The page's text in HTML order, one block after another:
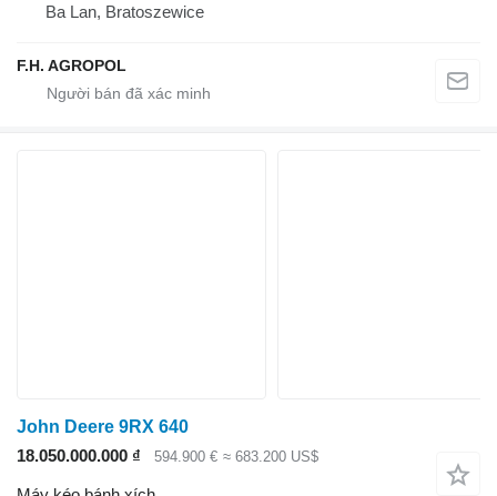
Ba Lan, Bratoszewice
F.H. AGROPOL
John Deere 9RX 640
18.050.000.000 ₫
594.900 € ≈ 683.200 US$